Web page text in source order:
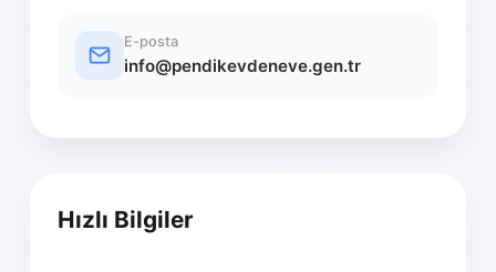
E-posta
info@pendikevdeneve.gen.tr
Hızlı Bilgiler